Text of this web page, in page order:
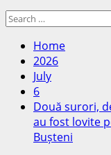
Search
Home
2026
July
6
Două surori,
au fost lovite
Bușteni